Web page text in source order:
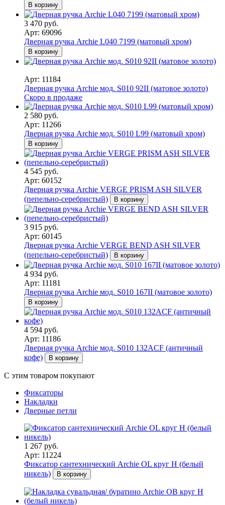
В корзину
3 470 руб.
Арт: 69096
Дверная ручка Archie L040 7199 (матовый хром)
В корзину
Арт: 11184
Дверная ручка Archie мод. S010 92II (матовое золото)
Скоро в продаже
2 580 руб.
Арт: 11266
Дверная ручка Archie мод. S010 L99 (матовый хром)
В корзину
4 545 руб.
Арт: 60152
Дверная ручка Archie VERGE PRISM ASH SILVER
(пепельно-серебристый)
В корзину
3 915 руб.
Арт: 60145
Дверная ручка Archie VERGE BEND ASH SILVER
(пепельно-серебристый)
В корзину
4 934 руб.
Арт: 11181
Дверная ручка Archie мод. S010 167II (матовое золото)
В корзину
4 594 руб.
Арт: 11186
Дверная ручка Archie мод. S010 132ACF (античный
кофе)
В корзину
С этим товаром покупают
Фиксаторы
Накладки
Дверные петли
1 267 руб.
Арт: 11224
Фиксатор сантехнический Archie OL круг H (белый
никель)
В корзину